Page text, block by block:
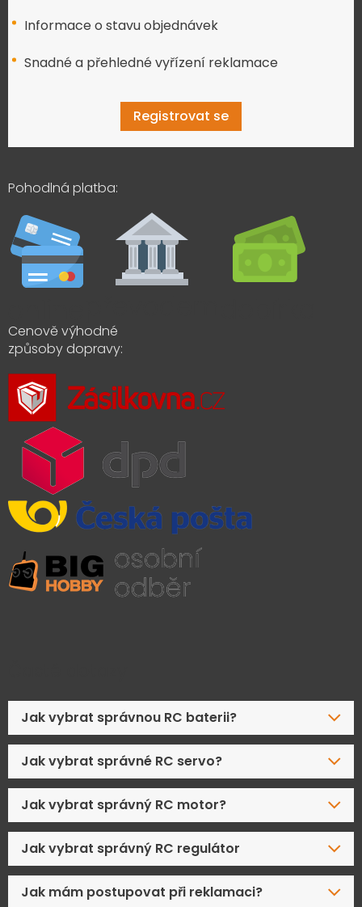
Informace o stavu objednávek
Snadné a přehledné vyřízení reklamace
Registrovat se
Pohodlná platba:
Cenově výhodné
způsoby dopravy:
Jak vybrat správnou RC baterii?
Jak vybrat správné RC servo?
Jak vybrat správný RC motor?
Jak vybrat správný RC regulátor
Jak mám postupovat při reklamaci?